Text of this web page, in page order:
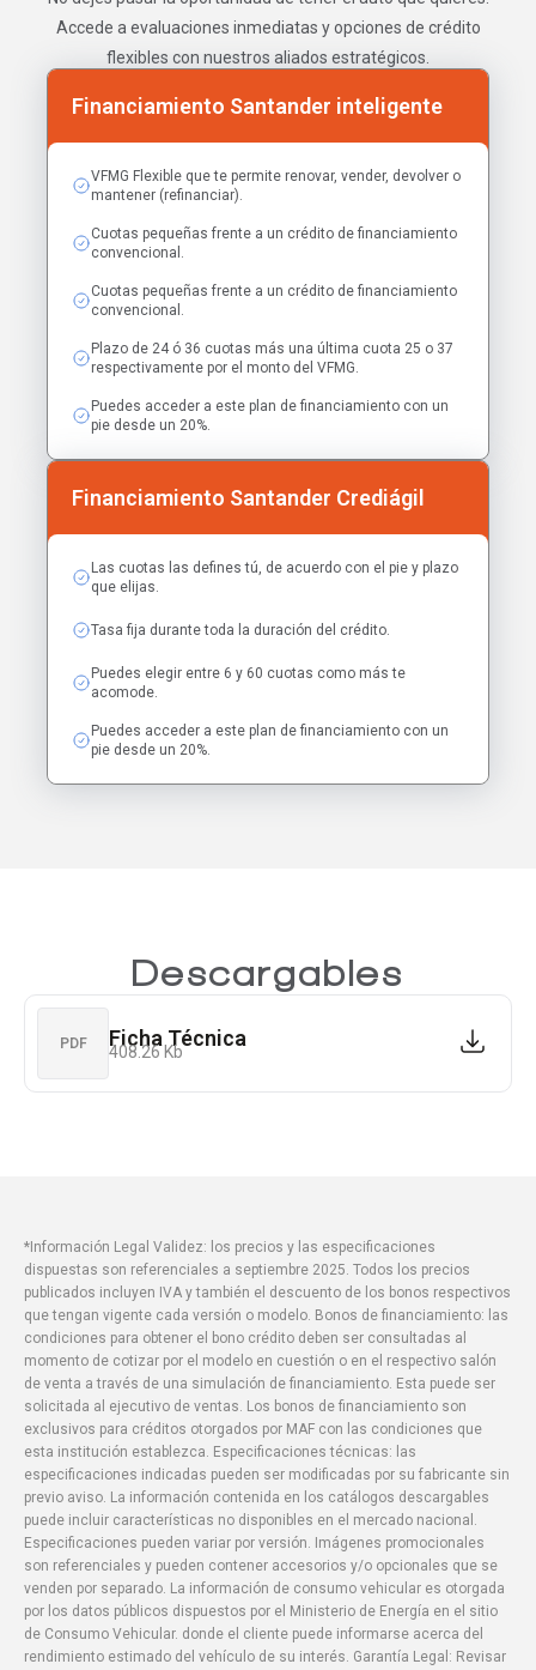
Accede a evaluaciones inmediatas y opciones de crédito
flexibles con nuestros aliados estratégicos.
Financiamiento Santander inteligente
VFMG Flexible que te permite renovar, vender, devolver o
mantener (refinanciar).
Cuotas pequeñas frente a un crédito de financiamiento
convencional.
Cuotas pequeñas frente a un crédito de financiamiento
convencional.
Plazo de 24 ó 36 cuotas más una última cuota 25 o 37
respectivamente por el monto del VFMG.
Puedes acceder a este plan de financiamiento con un
pie desde un 20%.
Financiamiento Santander Crediágil
Las cuotas las defines tú, de acuerdo con el pie y plazo
que elijas.
Tasa fija durante toda la duración del crédito.
Puedes elegir entre 6 y 60 cuotas como más te
acomode.
Puedes acceder a este plan de financiamiento con un
pie desde un 20%.
Descargables
PDF Ficha Técnica
408.26 Kb
*Información Legal Validez: los precios y las especificaciones
dispuestas son referenciales a septiembre 2025. Todos los precios
publicados incluyen IVA y también el descuento de los bonos respectivos
que tengan vigente cada versión o modelo. Bonos de financiamiento: las
condiciones para obtener el bono crédito deben ser consultadas al
momento de cotizar por el modelo en cuestión o en el respectivo salón
de venta a través de una simulación de financiamiento. Esta puede ser
solicitada al ejecutivo de ventas. Los bonos de financiamiento son
exclusivos para créditos otorgados por MAF con las condiciones que
esta institución establezca. Especificaciones técnicas: las
especificaciones indicadas pueden ser modificadas por su fabricante sin
previo aviso. La información contenida en los catálogos descargables
puede incluir características no disponibles en el mercado nacional.
Especificaciones pueden variar por versión. Imágenes promocionales
son referenciales y pueden contener accesorios y/o opcionales que se
venden por separado. La información de consumo vehicular es otorgada
por los datos públicos dispuestos por el Ministerio de Energía en el sitio
de Consumo Vehicular. donde el cliente puede informarse acerca del
rendimiento estimado del vehículo de su interés. Garantía Legal: Revisar